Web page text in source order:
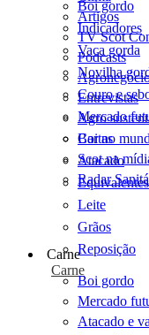
Artigos
TV Scot
Podcasts
Entrevistas
Agro
Cartas
Scot na
Radar
Boi gordo
Indicadores
Vaca gorda
Novilha
Couro e
Mercado
Boi no
Atacado
Equivalentes
Leite
Grãos
Reposição
Carne
Carne
Boi gordo
Mercado
Atacado e